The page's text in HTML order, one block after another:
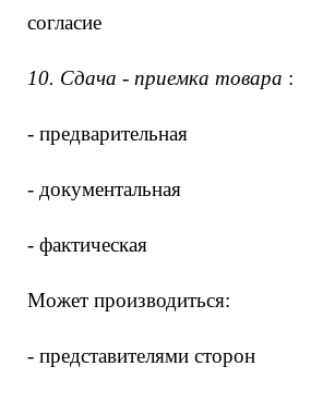
согласие
10. Сдача - приемка товара :
- предварительная
- документальная
- фактическая
Может производиться:
- представителями сторон